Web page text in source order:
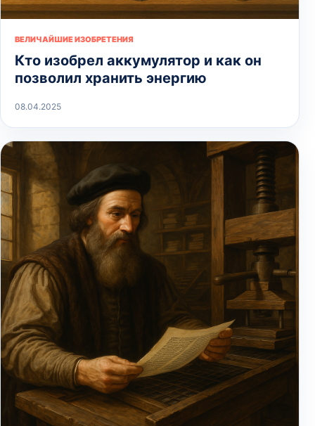
ВЕЛИЧАЙШИЕ ИЗОБРЕТЕНИЯ
Кто изобрел аккумулятор и как он
позволил хранить энергию
08.04.2025